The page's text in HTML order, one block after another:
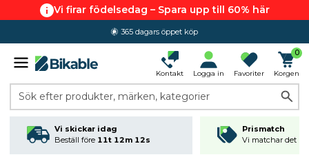
Vi firar födelsedag – Spara upp till 60% här
365 dagars öppet köp
Kontakt Logga in Favoriter
0
Korgen
Sök efter produkter, märken, kategorier
Vi skickar idag
Beställ före 11t 12m 11s
Prismatch
Vi matchar det